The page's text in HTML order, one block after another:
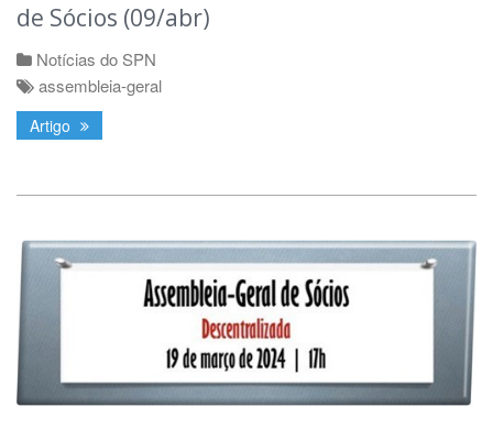
de Sócios (09/abr)
Notícias do SPN
assembleia-geral
Artigo